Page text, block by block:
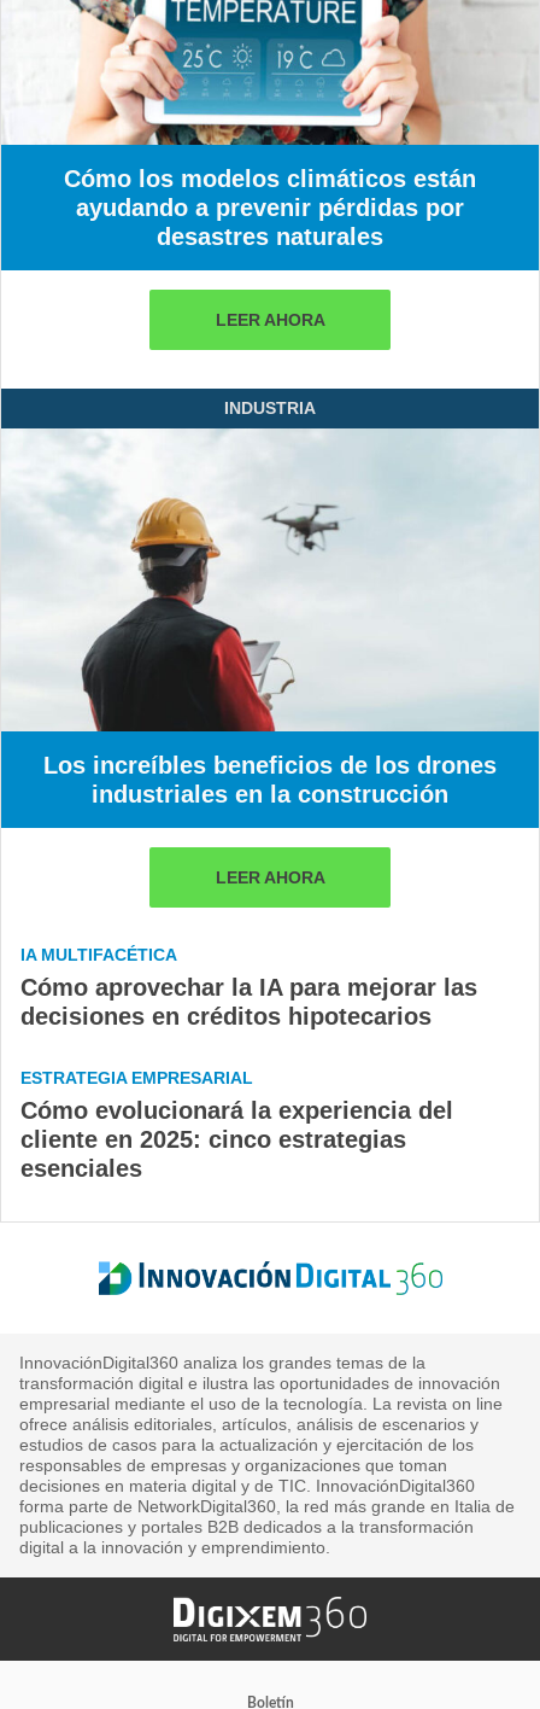
Cómo los modelos climáticos están
ayudando a prevenir pérdidas por
desastres naturales
LEER AHORA
INDUSTRIA
Los increíbles beneficios de los drones
industriales en la construcción
LEER AHORA
IA MULTIFACÉTICA
Cómo aprovechar la IA para mejorar las
decisiones en créditos hipotecarios
ESTRATEGIA EMPRESARIAL
Cómo evolucionará la experiencia del
cliente en 2025: cinco estrategias
esenciales
InnovaciónDigital360 analiza los grandes temas de la
transformación digital e ilustra las oportunidades de innovación
empresarial mediante el uso de la tecnología. La revista on line
ofrece análisis editoriales, artículos, análisis de escenarios y
estudios de casos para la actualización y ejercitación de los
responsables de empresas y organizaciones que toman
decisiones en materia digital y de TIC. InnovaciónDigital360
forma parte de NetworkDigital360, la red más grande en Italia de
publicaciones y portales B2B dedicados a la transformación
digital a la innovación y emprendimiento.
Boletín